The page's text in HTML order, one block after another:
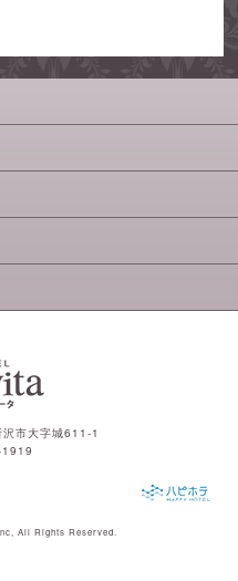
市大字城611-1
All Rights Reserved.